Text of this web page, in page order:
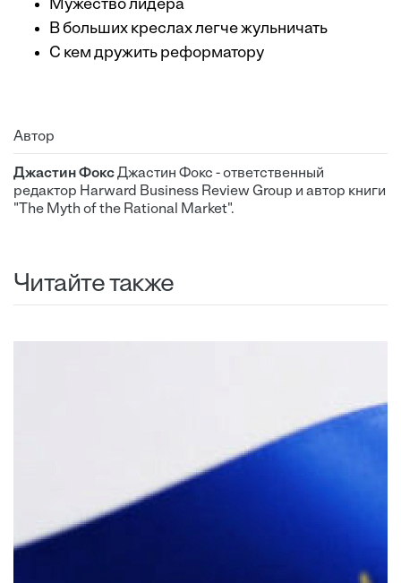
Мужество лидера
В больших креслах легче жульничать
С кем дружить реформатору
Автор
Джастин ФоксДжастин Фокс - ответственный
редактор Harward Business Review Group и автор книги
"The Myth of the Rational Market".
Читайте также